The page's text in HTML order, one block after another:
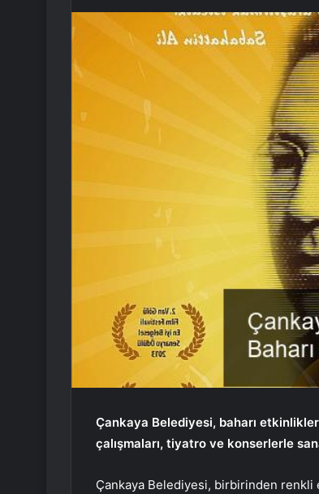
Çankaya Belediyesi, baharı
çalışmaları, tiyatro ve konserlerle
Çankaya Belediyesi, birbirinden renkli